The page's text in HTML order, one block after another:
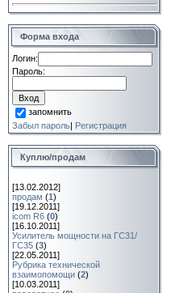
Форма входа
Логин:
Пароль:
запомнить
Забыл пароль| Регистрация
Куплю/продам
[13.02.2012]
продам (1)
[19.12.2011]
icom R6 (0)
[16.10.2011]
Усилитель мощности на ГС31/
ГС35 (3)
[22.05.2011]
Рубрика технической
взаимопомощи (2)
[10.03.2011]